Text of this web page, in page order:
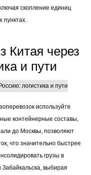
скопление единиц
пунктах.
Китая через
и пути
используйте
контейнерные составы,
до Москвы, позволяют
что значительно быстрее
грузы в
выбирая